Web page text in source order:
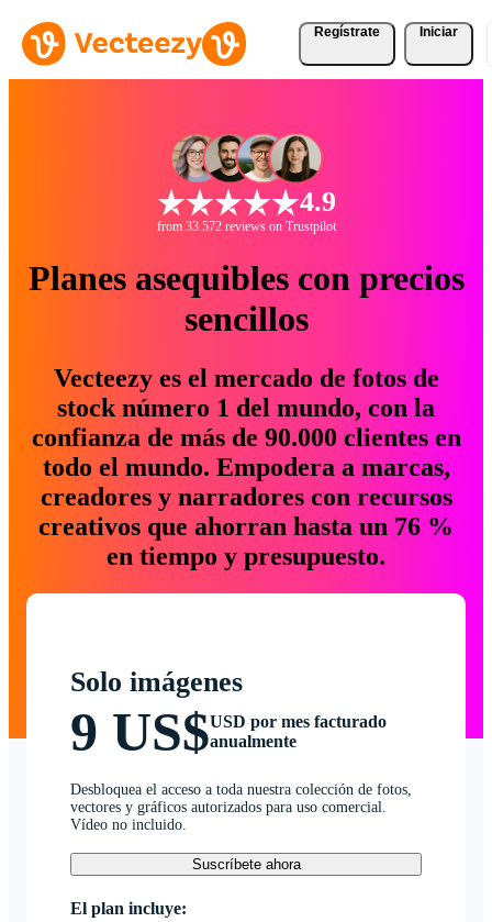
Regístrate Iniciar
4.9
from 33.572 reviews on Trustpilot
Planes asequibles con precios
sencillos
Vecteezy es el mercado de fotos de
stock número 1 del mundo, con la
confianza de más de 90.000 clientes en
todo el mundo. Empodera a marcas,
creadores y narradores con recursos
creativos que ahorran hasta un 76 %
en tiempo y presupuesto.
Solo imágenes
9 US$USD por mes facturado
anualmente
Desbloquea el acceso a toda nuestra colección de fotos,
vectores y gráficos autorizados para uso comercial.
Vídeo no incluido.
Suscríbete ahora
El plan incluye: